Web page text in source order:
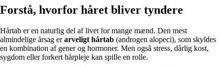
Forstå, hvorfor håret bliver tyndere
Hårtab er en naturlig del af livet for mange mænd. Den mest
almindelige årsag erarveligt hårtab (androgen alopeci), som skyldes
en kombination af gener og hormoner. Men også stress, dårlig kost,
sygdom eller forkert hårpleje kan spille en rolle.